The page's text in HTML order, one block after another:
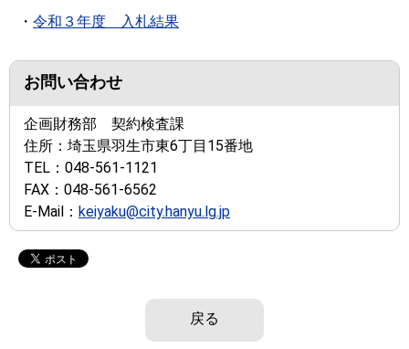
・ 令和３年度 入札結果
お問い合わせ
企画財務部 契約検査課
住所： 埼玉県羽生市東6丁目15番地
TEL： 048-561-1121
FAX： 048-561-6562
E-Mail： keiyaku@city.hanyu.lg.jp
戻る